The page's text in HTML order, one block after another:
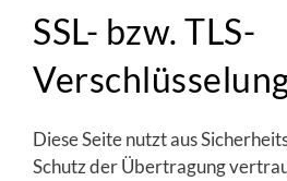
SSL- bzw. TLS-
Diese Seite nutzt aus
Schutz der Übertragung